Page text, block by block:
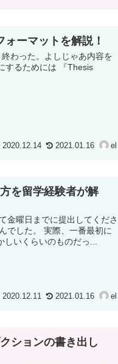
ーマットを解説！
わった。よしじゃあ内容を
するためには 『Thesis
2020.12.14 2021.01.16 el
を留学経験者が解
金曜日までに提出してくださ
でした。 実際、一番最初に
いくらいのものだっ...
2020.12.11 2021.01.16 el
ションの書き出し